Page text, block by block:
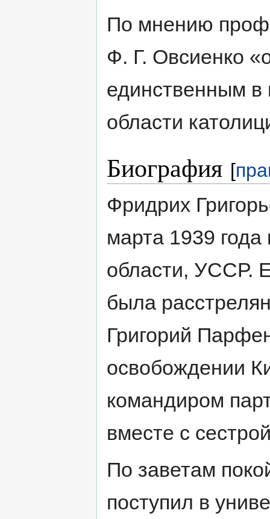
По мнению
Ф. Г. Овсиенко
единственным в
области
Биография [
Фридрих
марта 1939
области, УССР.
была
Григорий
освобождении
командиром
вместе с
По заветам
поступил в